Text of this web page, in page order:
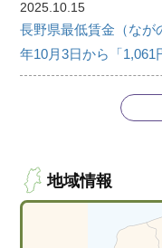
2025.10.15
長野県最低賃金（なが
年10月3日から「1,061
地域情報